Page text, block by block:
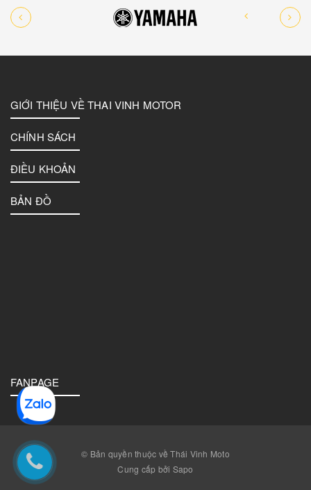
GIỚI THIỆU VỀ THAI VINH MOTOR
CHÍNH SÁCH
ĐIỀU KHOẢN
BẢN ĐỒ
FANPAGE
© Bản quyền thuộc về Thái Vinh Moto
Cung cấp bởi Sapo